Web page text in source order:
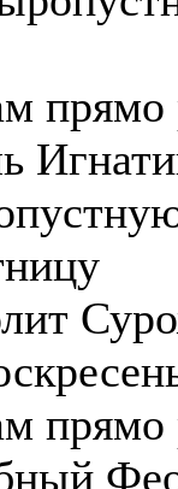
прямо
прямо